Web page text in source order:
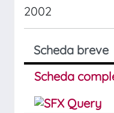
2002
Scheda breve
Scheda